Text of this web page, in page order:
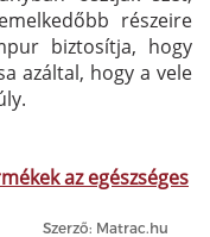
részeire
biztosítja, hogy
azáltal, hogy a vele
az egészséges
Szerző: Matrac.hu